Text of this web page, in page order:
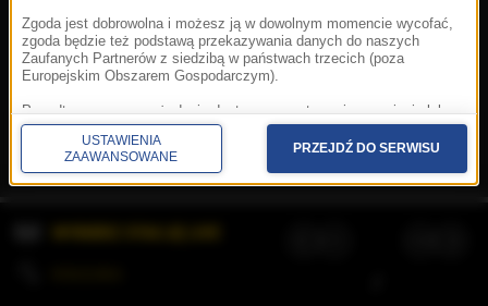
Korzystanie z portalu oznacza akceptację
Prywatność.Aplikacje.© 2026 Radio Muzyka
Fakty Grupa RMF sp. z o.o. sp. k.
Zgoda jest dobrowolna i możesz ją w dowolnym momencie wycofać,
zgoda będzie też podstawą przekazywania danych do naszych
Zaufanych Partnerów z siedzibą w państwach trzecich (poza
Europejskim Obszarem Gospodarczym).
Ponadto masz prawo żądania dostępu, sprostowania, usunięcia lub
ograniczenia przetwarzania danych, a także złożenia skargi do
Prezesa Urzędu Ochrony Danych Osobowych. W polityce prywatności
znajdziesz informacje jak wykonać swoje prawa. Szczegółowe
informacje na temat przetwarzania Twoich danych znajdują się w
USTAWIENIA
ZAAWANSOWANE
PRZEJDŹ DO SERWISU